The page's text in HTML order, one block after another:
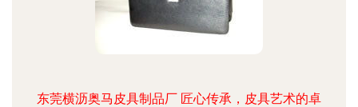
东莞横沥奥马皮具制品厂 匠心传承，皮具艺术的卓